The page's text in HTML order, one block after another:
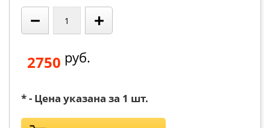
− +
2750 руб.
* - Цена указана за 1 шт.